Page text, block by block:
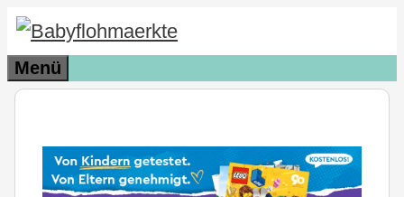
Zum
Inhalt
springen
Menü